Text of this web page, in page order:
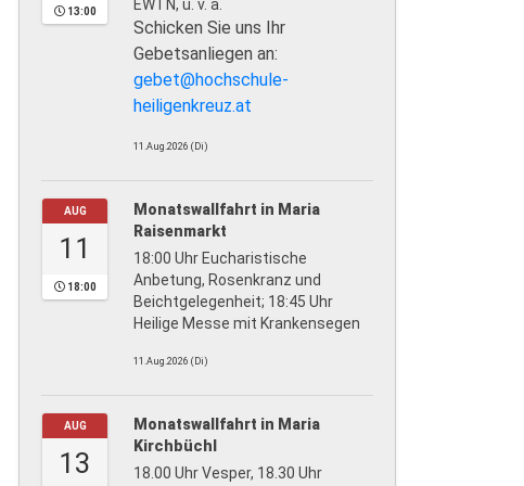
13:00 EWTN, u. v. a.
Schicken Sie uns Ihr
Gebetsanliegen an:
gebet@hochschule-
heiligenkreuz.at
11.Aug.2026 (Di)
AUG
11
18:00
Monatswallfahrt in Maria
Raisenmarkt
18:00 Uhr Eucharistische
Anbetung, Rosenkranz und
Beichtgelegenheit; 18:45 Uhr
Heilige Messe mit Krankensegen
11.Aug.2026 (Di)
AUG
13
Monatswallfahrt in Maria
Kirchbüchl
18.00 Uhr Vesper, 18.30 Uhr